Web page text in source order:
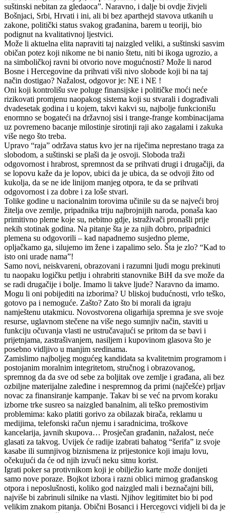
suštinski nebitan za gledaoca”. Naravno, i dalje bi ovdje živjeli
Bošnjaci, Srbi, Hrvati i ini, ali bi bez aparthejd stavova utkanih u
zakone, politički status svakog građanina, barem u teoriji, bio
podignut na kvalitativnoj ljestvici.
Može li aktuelna elita napraviti taj naizgled veliki, a suštinski sasvim
običan potez koji nikome ne bi nanio štetu, niti bi ikoga ugrozio, a
na simboličkoj ravni bi otvorio nove mogućnosti? Može li narod
Bosne i Hercegovine da prihvati viši nivo slobode koji bi na taj
način dostigao? Nažalost, odgovor je: NE i NE !
Oni koji kontrolišu sve poluge finansijske i političke moći neće
rizikovati promjenu naopakog sistema koji su stvarali i dograđivali
dvadesetak godina i u kojem, takvi kakvi su, najbolje funkcionišu
enormno se bogateći na državnoj sisi i trange-frange kombinacijama
uz povremeno bacanje milostinje sirotinji raji ako zagalami i zakuka
više nego što treba.
Upravo “raja” održava status kvo jer na riječima neprestano traga za
slobodom, a suštinski se plaši da je osvoji. Sloboda traži
odgovornost i hrabrost, spremnost da se prihvati drugi i drugačiji, da
se lopovu kaže da je lopov, ubici da je ubica, da se odvoji žito od
kukolja, da se ne ide linijom manjeg otpora, te da se prihvati
odgovornost i za dobre i za loše stvari.
Tolike godine u nacionalnim torovima učinile su da se najveći broj
žitelja ove zemlje, pripadnika triju najbrojnijih naroda, ponaša kao
primitivno pleme koje su, nebitno gdje, istraživači pronašli prije
nekih stotinak godina. Na pitanje šta je za njih dobro, pripadnici
plemena su odgovorili – kad napadnemo susjedno pleme,
opljačkamo ga, silujemo im žene i zapalimo selo. Šta je zlo? “Kad to
isto oni urade nama”!
Samo novi, neiskvareni, obrazovani i razumni ljudi mogu prekinuti
tu naopaku logičku petlju i ohrabriti stanovnike BiH da sve može da
se radi drugačije i bolje. Imamo li takve ljude? Naravno da imamo.
Mogu li oni pobijediti na izborima? U bliskoj budućnosti, vrlo teško,
gotovo pa i nemoguće. Zašto? Zato što bi morali da igraju
namještenu utakmicu. Novostvorena oligarhija spremna je sve svoje
resurse, uglavnom stečene na više nego sumnjiv način, staviti u
funkciju očuvanja vlasti ne ustručavajući se pritom da se bavi i
prijetnjama, zastrašivanjem, nasiljem i kupovinom glasova što je
posebno vidljivo u manjim sredinama.
Zamislimo najboljeg mogućeg kandidata sa kvalitetnim programom i
postojanim moralnim integritetom, stručnog i obrazovanog,
spremnog da da sve od sebe za boljitak ove zemlje i građana, ali bez
ozbiljne materijalne zaleđine i nespremnog da primi (najčešće) prljav
novac za finansiranje kampanje. Takav bi se već na prvom koraku
izborne trke susreo sa naizgled banalnim, ali teško premostivim
problemima: kako platiti gorivo za obilazak birača, reklamu u
medijima, telefonski račun njemu i saradnicima, troškove
kancelarija, javnih skupova… Prosječan građanin, nažalost, neće
glasati za takvog. Uvijek će radije izabrati bahatog “šerifa” iz svoje
kasabe ili sumnjivog biznismena iz prijestonice koji imaju lovu,
očekujući da će od njih izvući neku sitnu korist.
Igrati poker sa protivnikom koji je obilježio karte može donijeti
samo nove poraze. Bojkot izbora i razni oblici mirnog građanskog
otpora i neposlušnosti, koliko god naizgled mali i beznačajni bili,
najviše bi zabrinuli silnike na vlasti. Njihov legitimitet bio bi pod
velikim znakom pitanja. Obični Bosanci i Hercegovci vidjeli bi da je